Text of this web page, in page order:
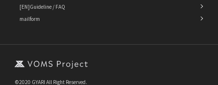
[EN]Guideline / FAQ
mailform
©2020 GYARI All Right Reserved.